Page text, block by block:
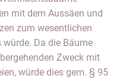
mit dem Aussäen und
zum wesentlichen
Da die Bäume
Zweck mit
würde dies gem. § 95